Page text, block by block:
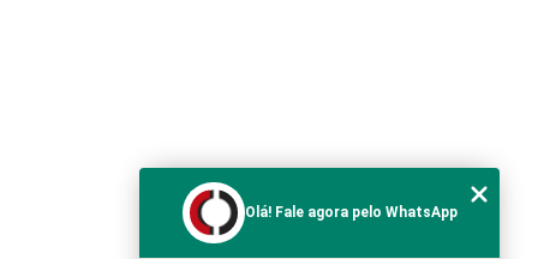
Olá! Fale agora pelo WhatsApp